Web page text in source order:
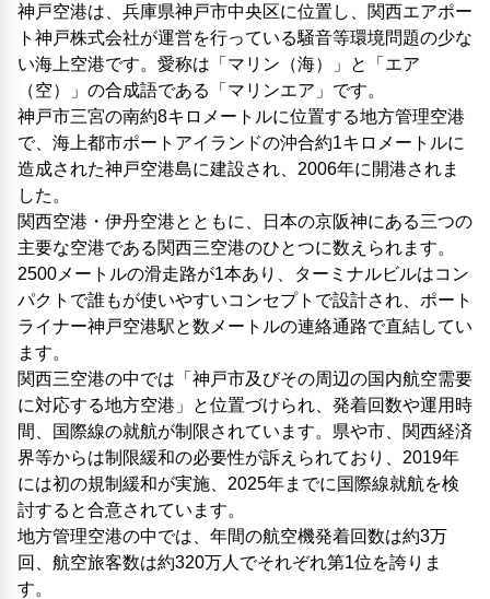
神戸空港は、兵庫県神戸市中央区に位置し、関西エアポー
ト神戸株式会社が運営を行っている騒音等環境問題の少な
い海上空港です。愛称は「マリン（海）」と「エア
（空）」の合成語である「マリンエア」です。
神戸市三宮の南約8キロメートルに位置する地方管理空港
で、海上都市ポートアイランドの沖合約1キロメートルに
造成された神戸空港島に建設され、2006年に開港されま
した。
関西空港・伊丹空港とともに、日本の京阪神にある三つの
主要な空港である関西三空港のひとつに数えられます。
2500メートルの滑走路が1本あり、ターミナルビルはコン
パクトで誰もが使いやすいコンセプトで設計され、ポート
ライナー神戸空港駅と数メートルの連絡通路で直結してい
ます。
関西三空港の中では「神戸市及びその周辺の国内航空需要
に対応する地方空港」と位置づけられ、発着回数や運用時
間、国際線の就航が制限されています。県や市、関西経済
界等からは制限緩和の必要性が訴えられており、2019年
には初の規制緩和が実施、2025年までに国際線就航を検
討すると合意されています。
地方管理空港の中では、年間の航空機発着回数は約3万
回、航空旅客数は約320万人でそれぞれ第1位を誇りま
す。